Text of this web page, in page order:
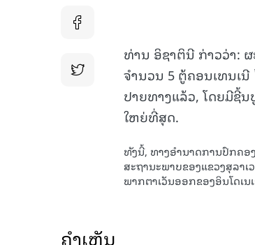
ທ່ານ ອິຊາຕິນີ ກ່າວວ່າ:
ຈຳນວນ 5 ຕູ້ຄອນເທນເ
ປາຍທາງແລ້ວ, ໂດຍມີຊີ້
ໃຫຍ່ທີ່ສຸດ.
ທັງນີ້, ທາງອຳນາດການປົກຄອ
ສະຖານະພາບຂອງແຂວງສຸລາ
ພາກຕາເວັນອອກຂອງອິນໂດເນ
ຄໍາເຫັນ